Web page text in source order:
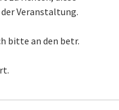
Veranstaltung.
bitte an den betr.